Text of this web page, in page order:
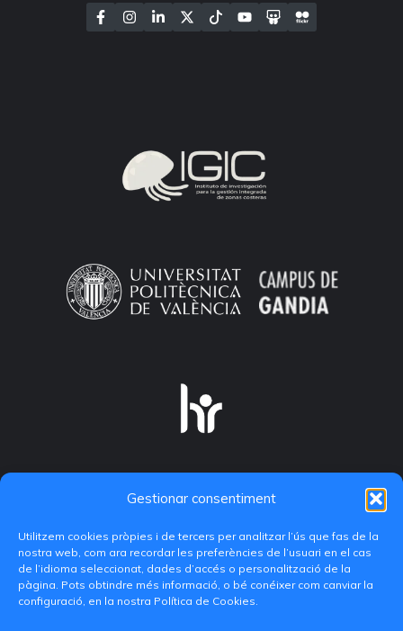
Gestionar consentiment
Utilitzem cookies pròpies i de tercers per analitzar l’ús que fas de la
nostra web, com ara recordar les preferències de l’usuari en el cas
de l’idioma seleccionat, dades d’accés o personalització de la
pàgina. Pots obtindre més informació, o bé conéixer com canviar la
configuració, en la nostra Política de Cookies.
C/ Paranimf, 1 - 46730 Grau de Gandia